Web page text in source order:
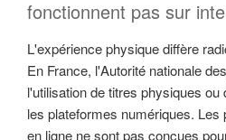
fonctionnent pas sur
L'expérience physique diffère
En France, l'Autorité nationale
l'utilisation de titres physiques
les plateformes numériques.
en ligne ne sont pas conçues